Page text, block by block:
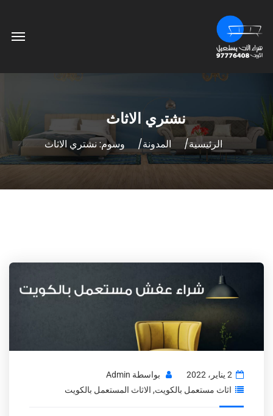
نشتري الاثاث
الرئيسية المدونة وسوم: نشتري الاثاث
2 يناير، 2022 بواسطة Admin
اثاث مستعمل بالكويت, الاثاث المستعمل بالكويت